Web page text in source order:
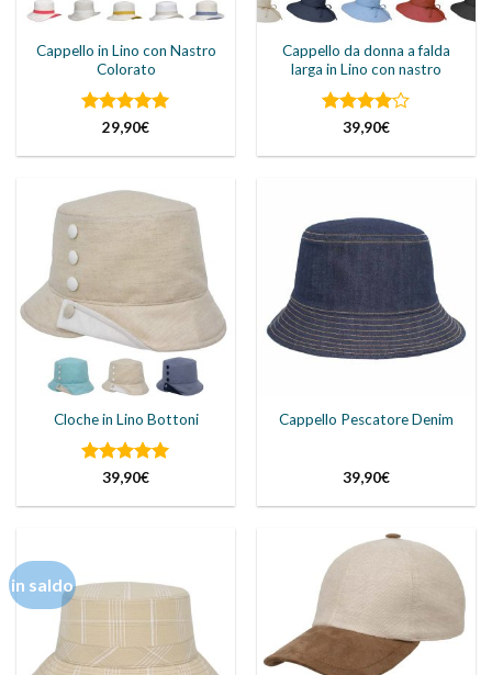
Cappello in Lino con Nastro
Colorato
Valutato5
29,90€
Cappello da donna a falda
larga in Lino con nastro
Valutato
39,90€
Cloche in Lino Bottoni
Valutato5
39,90€
Cappello Pescatore Denim
39,90€
in saldo